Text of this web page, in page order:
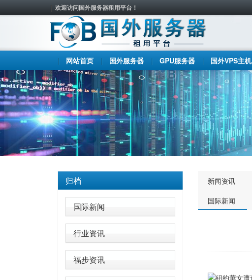
欢迎访问国外服务器租用平台！
网站首页 国外服务器 GPU服务器 国外VPS主机
归档
国际新闻
行业资讯
福步资讯
新闻资讯
国际新闻